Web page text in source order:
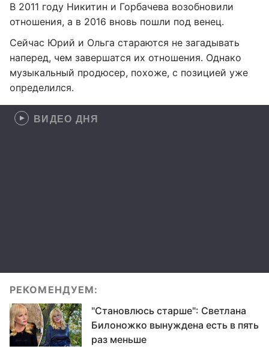
В 2011 году Никитин и Горбачева возобновили
отношения, а в 2016 вновь пошли под венец.
Сейчас Юрий и Ольга стараются не загадывать
наперед, чем завершатся их отношения. Однако
музыкальный продюсер, похоже, с позицией уже
определился.
ВИДЕО ДНЯ
РЕКОМЕНДУЕМ:
"Становлюсь старше": Светлана
Билоножко вынуждена есть в пять
раз меньше